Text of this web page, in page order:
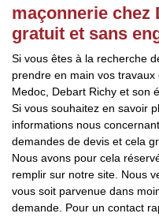
maçonnerie chez
gratuit et sans
Si vous êtes à la recherche
prendre en main vos
Medoc, Debart Richy et son
Si vous souhaitez en savoir
informations nous
demandes de devis et cela
Nous avons pour cela
remplir sur notre site. Nous
vous soit parvenue dans
demande. Pour un contact